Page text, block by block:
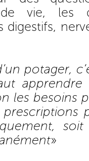
de vie, les
digestifs,
potager,
les besoins
prescriptions
»